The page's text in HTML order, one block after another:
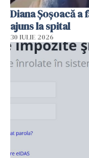
Diana Șoșoacă
ajuns la spital
30 IULIE 2026